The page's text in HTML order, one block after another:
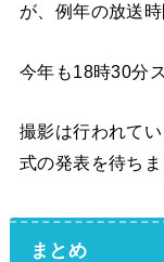
が、例年の放送
今年も18時30分
撮影は行われて
式の発表を待ちま
まとめ